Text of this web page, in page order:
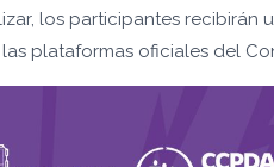
los participantes
plataformas oficiales del